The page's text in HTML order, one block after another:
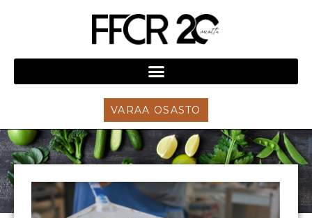
VARAA OSASTO